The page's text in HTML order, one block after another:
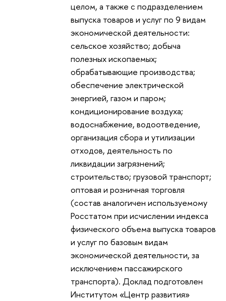
целом, а также с подразделением
выпуска товаров и услуг по 9 видам
экономической деятельности:
сельское хозяйство; добыча
полезных ископаемых;
обрабатывающие производства;
обеспечение электрической
энергией, газом и паром;
кондиционирование воздуха;
водоснабжение, водоотведение,
организация сбора и утилизации
отходов, деятельность по
ликвидации загрязнений;
строительство; грузовой транспорт;
оптовая и розничная торговля
(состав аналогичен используемому
Росстатом при исчислении индекса
физического объема выпуска товаров
и услуг по базовым видам
экономической деятельности, за
исключением пассажирского
транспорта). Доклад подготовлен
Институтом «Центр развития»